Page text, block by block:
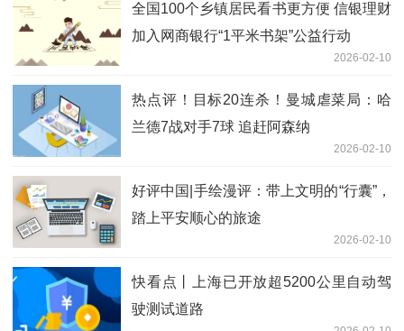
全国100个乡镇居民看书更方便 信银理财
加入网商银行“1平米书架”公益行动
2026-02-10
热点评！目标20连杀！曼城虐菜局：哈
兰德7战对手7球 追赶阿森纳
2026-02-10
好评中国|手绘漫评：带上文明的“行囊”，
踏上平安顺心的旅途
2026-02-10
快看点丨上海已开放超5200公里自动驾
驶测试道路